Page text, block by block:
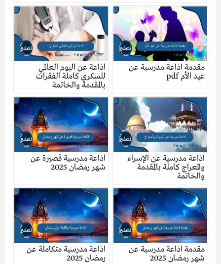
مقدمة اذاعة مدرسية عن
عيد الأم pdf
اذاعة عن اليوم العالمي
للسكري كاملة الفقرات
بالمقدمة والخاتمة
اذاعة مدرسية عن الإسراء
والمعراج كاملة بالمقدمة
والخاتمة
اذاعة مدرسية قصيرة عن
شهر رمضان 2025
مقدمة اذاعة مدرسية عن
شهر رمضان 2025
اذاعة مدرسية متكاملة عن
رمضان 2025